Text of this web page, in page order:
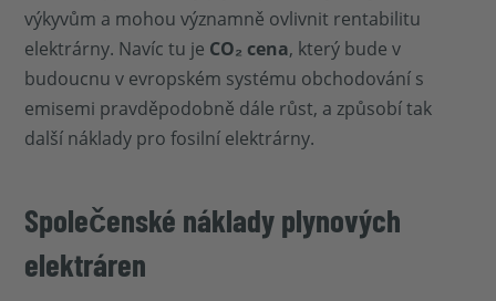
výkyvům a mohou významně ovlivnit rentabilitu
elektrárny. Navíc tu je CO₂ cena, který bude v
budoucnu v evropském systému obchodování s
emisemi pravděpodobně dále růst, a způsobí tak
další náklady pro fosilní elektrárny.
Společenské náklady plynových
elektráren